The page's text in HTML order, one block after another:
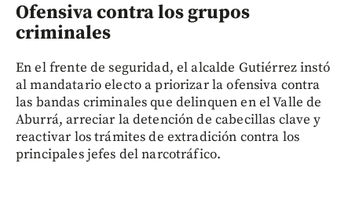
Ofensiva contra los grupos
criminales
En el frente de seguridad, el alcalde Gutiérrez instó
al mandatario electo a priorizar la ofensiva contra
las bandas criminales que delinquen en el Valle de
Aburrá, arreciar la detención de cabecillas clave y
reactivar los trámites de extradición contra los
principales jefes del narcotráfico.